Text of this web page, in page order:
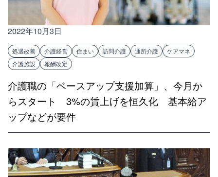
2022年10月3日
処遇改善 介護経営 住まい 訪問介護 通所介護
ケアマネ
介護施設
報酬改定
介護職の「ベースアップ支援加算」、今月か
らスタート 3%の賃上げを恒久化 基本給ア
ップなどが要件